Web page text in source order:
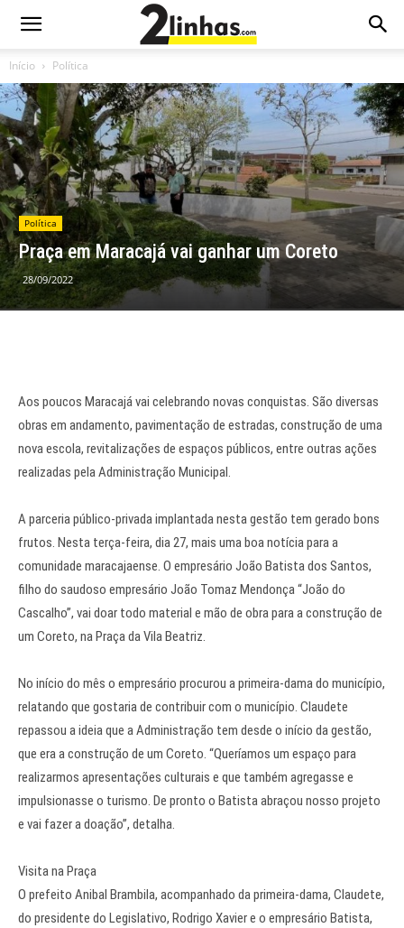
Início Política
Política
Praça em Maracajá vai ganhar um Coreto
28/09/2022
Aos poucos Maracajá vai celebrando novas conquistas. São diversas
obras em andamento, pavimentação de estradas, construção de uma
nova escola, revitalizações de espaços públicos, entre outras ações
realizadas pela Administração Municipal.
A parceria público-privada implantada nesta gestão tem gerado bons
frutos. Nesta terça-feira, dia 27, mais uma boa notícia para a
comunidade maracajaense. O empresário João Batista dos Santos,
filho do saudoso empresário João Tomaz Mendonça “João do
Cascalho”, vai doar todo material e mão de obra para a construção de
um Coreto, na Praça da Vila Beatriz.
No início do mês o empresário procurou a primeira-dama do município,
relatando que gostaria de contribuir com o município. Claudete
repassou a ideia que a Administração tem desde o início da gestão,
que era a construção de um Coreto. “Queríamos um espaço para
realizarmos apresentações culturais e que também agregasse e
impulsionasse o turismo. De pronto o Batista abraçou nosso projeto
e vai fazer a doação”, detalha.
Visita na Praça
O prefeito Anibal Brambila, acompanhado da primeira-dama, Claudete,
do presidente do Legislativo, Rodrigo Xavier e o empresário Batista,